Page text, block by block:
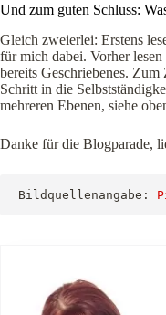
Und zum guten Schluss:
Gleich zweierlei: Erstens
für mich dabei. Vorher
bereits Geschriebenes.
Schritt in die
mehreren Ebenen, siehe
Danke für die Blogparade,
Bildquellenangabe: